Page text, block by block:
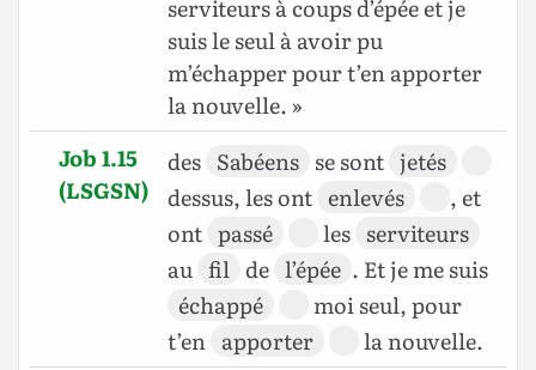
serviteurs à coups d’épée et je
suis le seul à avoir pu
m’échapper pour t’en apporter
la nouvelle. »
Job 1.15
(LSGSN)
des Sabéens se sont jetés
dessus, les ont enlevés
, et
ont passé les serviteurs
au fil de l’épée . Et je me suis
échappé
moi seul, pour
t’en apporter la nouvelle.